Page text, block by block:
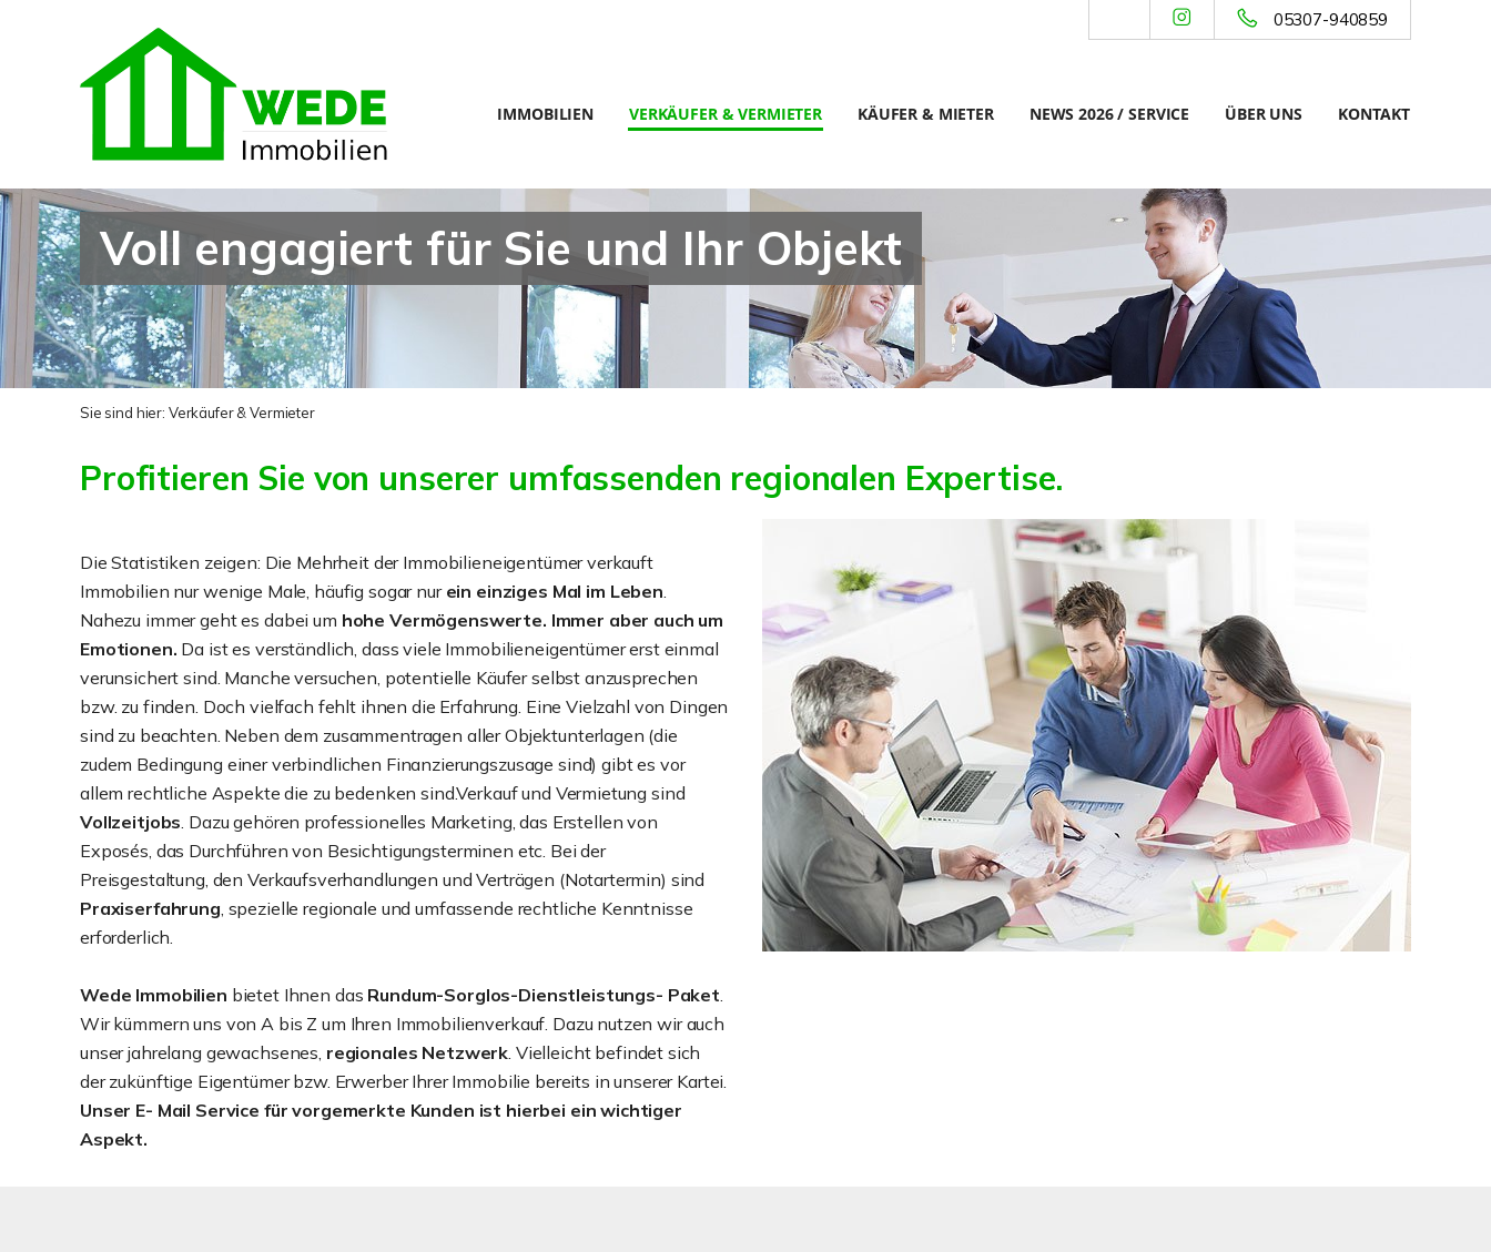
05307-940859
IMMOBILIEN VERKÄUFER & VERMIETER KÄUFER & MIETER NEWS 2026 / SERVICE ÜBER UNS KONTAKT
Voll engagiert für Sie und Ihr Objekt
Sie sind hier: Verkäufer & Vermieter
Profitieren Sie von unserer umfassenden regionalen Expertise.
Die Statistiken zeigen: Die Mehrheit der Immobilieneigentümer verkauft
Immobilien nur wenige Male, häufig sogar nur ein einziges Mal im Leben.
Nahezu immer geht es dabei um hohe Vermögenswerte. Immer aber auch um
Emotionen. Da ist es verständlich, dass viele Immobilieneigentümer erst einmal
verunsichert sind. Manche versuchen, potentielle Käufer selbst anzusprechen
bzw. zu finden. Doch vielfach fehlt ihnen die Erfahrung. Eine Vielzahl von Dingen
sind zu beachten. Neben dem zusammentragen aller Objektunterlagen (die
zudem Bedingung einer verbindlichen Finanzierungszusage sind) gibt es vor
allem rechtliche Aspekte die zu bedenken sind.Verkauf und Vermietung sind
Vollzeitjobs. Dazu gehören professionelles Marketing, das Erstellen von
Exposés, das Durchführen von Besichtigungsterminen etc. Bei der
Preisgestaltung, den Verkaufsverhandlungen und Verträgen (Notartermin) sind
Praxiserfahrung, spezielle regionale und umfassende rechtliche Kenntnisse
erforderlich.
Wede Immobilien bietet Ihnen das Rundum-Sorglos-Dienstleistungs- Paket.
Wir kümmern uns von A bis Z um Ihren Immobilienverkauf. Dazu nutzen wir auch
unser jahrelang gewachsenes, regionales Netzwerk. Vielleicht befindet sich
der zukünftige Eigentümer bzw. Erwerber Ihrer Immobilie bereits in unserer Kartei.
Unser E- Mail Service für vorgemerkte Kunden ist hierbei ein wichtiger
Aspekt.